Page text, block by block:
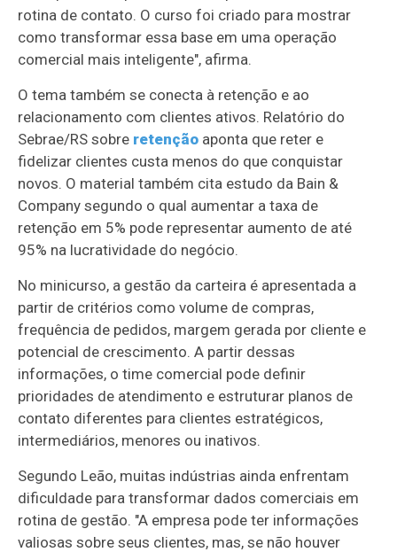
rotina de contato. O curso foi criado para mostrar
como transformar essa base em uma operação
comercial mais inteligente", afirma.
O tema também se conecta à retenção e ao
relacionamento com clientes ativos. Relatório do
Sebrae/RS sobre retenção aponta que reter e
fidelizar clientes custa menos do que conquistar
novos. O material também cita estudo da Bain &
Company segundo o qual aumentar a taxa de
retenção em 5% pode representar aumento de até
95% na lucratividade do negócio.
No minicurso, a gestão da carteira é apresentada a
partir de critérios como volume de compras,
frequência de pedidos, margem gerada por cliente e
potencial de crescimento. A partir dessas
informações, o time comercial pode definir
prioridades de atendimento e estruturar planos de
contato diferentes para clientes estratégicos,
intermediários, menores ou inativos.
Segundo Leão, muitas indústrias ainda enfrentam
dificuldade para transformar dados comerciais em
rotina de gestão. "A empresa pode ter informações
valiosas sobre seus clientes, mas, se não houver